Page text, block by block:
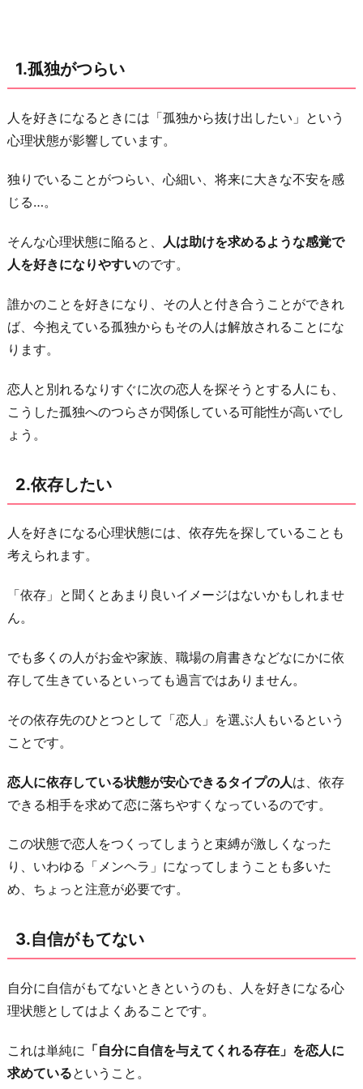
て
い
4.
肌
し
い
共
感
に
え
て
い
6.
み
た
み
を
決
し
い
お
わ
り
に
1.孤独がつらい
人を好きになるときには「孤独から抜け出したい」という
心理状態が影響しています。
独りでいることがつらい、心細い、将来に大きな不安を感
じる…。
そんな心理状態に陥ると、 人は助けを求めるような感覚で
人を好きになりやすいのです。
誰かのことを好きになり、その人と付き合うことができれ
ば、今抱えている孤独からもその人は解放されることにな
ります。
恋人と別れるなりすぐに次の恋人を探そうとする人にも、
こうした孤独へのつらさが関係している可能性が高いでし
ょう。
2.依存したい
人を好きになる心理状態には、依存先を探していることも
考えられます。
「依存」と聞くとあまり良いイメージはないかもしれませ
ん。
でも多くの人がお金や家族、職場の肩書きなどなにかに依
存して生きているといっても過言ではありません。
その依存先のひとつとして「恋人」を選ぶ人もいるという
ことです。
恋人に依存している状態が安心できるタイプの人は、依存
できる相手を求めて恋に落ちやすくなっているのです。
この状態で恋人をつくってしまうと束縛が激しくなった
り、いわゆる「メンヘラ」になってしまうことも多いた
め、ちょっと注意が必要です。
3.自信がもてない
自分に自信がもてないときというのも、人を好きになる心
理状態としてはよくあることです。
これは単純に 「自分に自信を与えてくれる存在」を恋人に
求めているということ。